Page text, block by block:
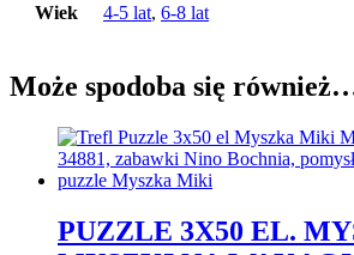
Wiek 4-5 lat, 6-8 lat
Może spodoba się
PUZZLE 3X50 EL.